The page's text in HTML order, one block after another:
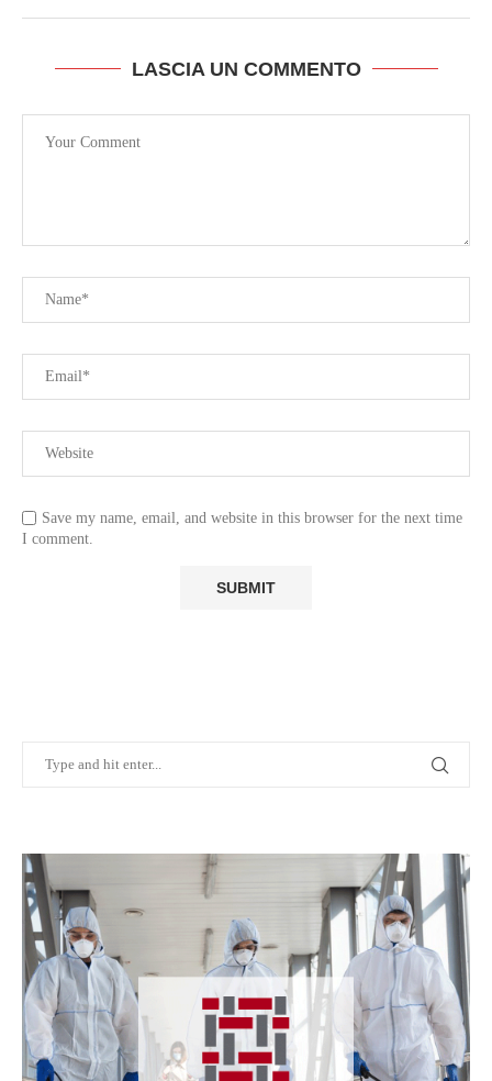
LASCIA UN COMMENTO
Save my name, email, and website in this browser for the next time
I comment.